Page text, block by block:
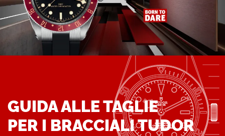
GUIDA ALLE TAGLIE
PER I BRACCIALI TUDOR